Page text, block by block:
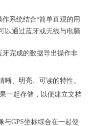
作系统结合*简单直观的用
以通过蓝牙或无线与电脑
牙完成的数据导出操作非
、明亮、可读的特性。
一起存储，以便建立文档
与GPS坐标综合在一起使